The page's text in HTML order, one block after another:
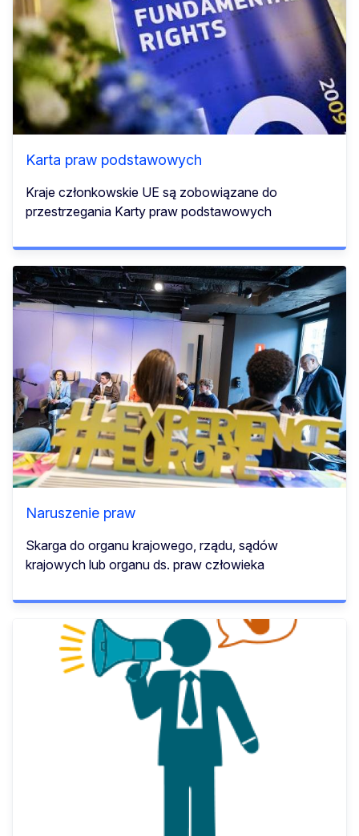
Karta praw podstawowych
Kraje członkowskie UE są zobowiązane do
przestrzegania Karty praw podstawowych
Naruszenie praw
Skarga do organu krajowego, rządu, sądów
krajowych lub organu ds. praw człowieka